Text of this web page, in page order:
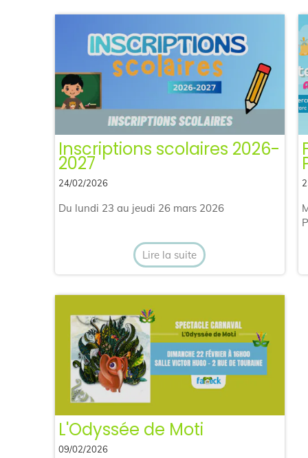
Inscriptions scolaires 2026-
2027
24/02/2026
Du lundi 23 au jeudi 26 mars 2026
Lire la suite
L'Odyssée de Moti
09/02/2026